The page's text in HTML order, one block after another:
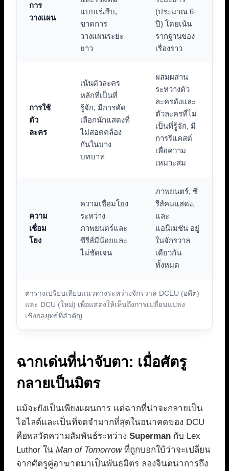
ตารางเปรียบเทียบแนวทางระหว่างจักรวาล DCEU (อดีต)
และ DCU (ใหม่) เพื่อแสดงให้เห็นถึงการเปลี่ยนแปลง
เชิงกลยุทธ์ที่สำคัญ
การ
วางแผน
แบบเร่งรีบ,
ขาดการ
วางแผนระยะ
ยาว
(ประมาณ 6
ปี) โดยเน้น
รากฐานของ
เรื่องราว
การใช้
ตัว
ละคร
เน้นตัวละคร
หลักที่เป็นที่
รู้จัก, มีการคัด
เลือกนักแสดงที่
ไม่สอดคล้อง
กันในบาง
บทบาท
ผสมผสาน
ระหว่างตัว
ละครดังและ
ตัวละครที่ไม่
เป็นที่รู้จัก, มี
การรีแคสต์
เพื่อความ
เหมาะสม
ความ
เชื่อม
โยง
ความเชื่อมโยง
ระหว่าง
ภาพยนตร์และ
ซีรีส์มีน้อยและ
ไม่ชัดเจน
ภาพยนตร์, ซี
รีส์คนแสดง,
และ
แอนิเมชัน อยู่
ในจักรวาล
เดียวกัน
ทั้งหมด
ฉากเด่นที่น่าจับตา: เมื่อศัตรู
กลายเป็นมิตร
แม้จะยังเป็นเพียงแผนการ แต่ฉากที่น่าจะกลายเป็น
ไฮไลต์และเป็นที่จดจำมากที่สุดในอนาคตของ DCU
คือพลวัตความสัมพันธ์ระหว่าง Superman กับ Lex
Luthor ใน Man of Tomorrowที่ถูกบอกใบ้ว่าจะเปลี่ยน
จากศัตรูคู่อาฆาตมาเป็นพันธมิตร ลองจินตนาการถึง